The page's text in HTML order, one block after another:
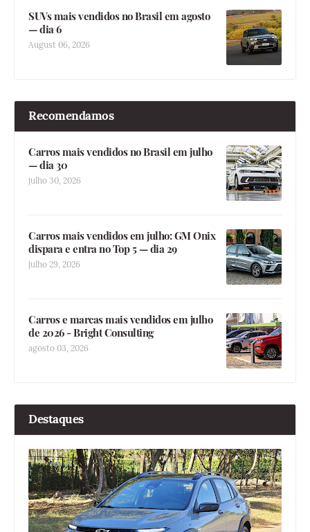
SUVs mais vendidos no Brasil em agosto
— dia 6
August 06, 2026
Recomendamos
Carros mais vendidos no Brasil em julho
— dia 30
julho 30, 2026
Carros mais vendidos em julho: GM Onix
dispara e entra no Top 5 — dia 29
julho 29, 2026
Carros e marcas mais vendidos em julho
de 2026 - Bright Consulting
agosto 03, 2026
Destaques